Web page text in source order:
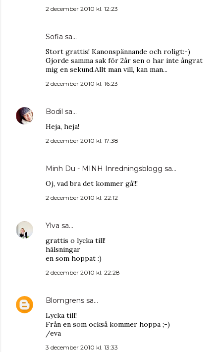
2 december 2010 kl. 12:23
Sofia sa…
Stort grattis! Kanonspännande och roligt:-)
Gjorde samma sak för 2år sen o har inte ångrat
mig en sekund.Allt man vill, kan man...
2 december 2010 kl. 16:23
Bodil sa…
Heja, heja!
2 december 2010 kl. 17:38
Minh Du - MINH Inredningsblogg sa…
Oj, vad bra det kommer gå!!!
2 december 2010 kl. 22:12
Ylva sa…
grattis o lycka till!
hälsningar
en som hoppat :)
2 december 2010 kl. 22:28
Blomgrens sa…
Lycka till!
Från en som också kommer hoppa ;-)
/eva
3 december 2010 kl. 13:33